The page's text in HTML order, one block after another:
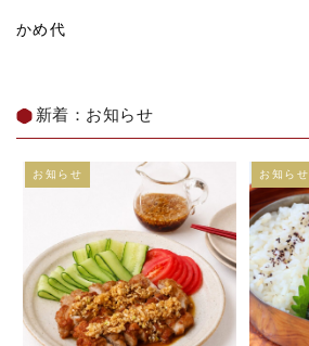
かめ代
新着：お知らせ
お知らせ お知らせ